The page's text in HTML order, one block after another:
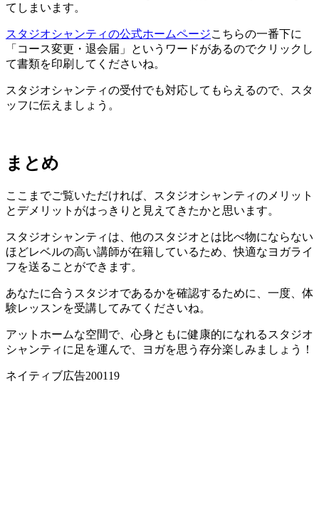
てしまいます。
スタジオシャンティの公式ホームページこちらの一番下に
「コース変更・退会届」というワードがあるのでクリックし
て書類を印刷してくださいね。
スタジオシャンティの受付でも対応してもらえるので、スタ
ッフに伝えましょう。
まとめ
ここまでご覧いただければ、スタジオシャンティのメリット
とデメリットがはっきりと見えてきたかと思います。
スタジオシャンティは、他のスタジオとは比べ物にならない
ほどレベルの高い講師が在籍しているため、快適なヨガライ
フを送ることができます。
あなたに合うスタジオであるかを確認するために、 一度、体
験レッスンを受講してみてくださいね。
アットホームな空間で、心身ともに健康的になれるスタジオ
シャンティに足を運んで、ヨガを思う存分楽しみましょう！
ネイティブ広告200119